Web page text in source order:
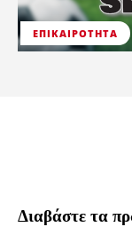
ΕΠΙΚΑΙΡΌΤΗΤΑ
Διαβάστε τα